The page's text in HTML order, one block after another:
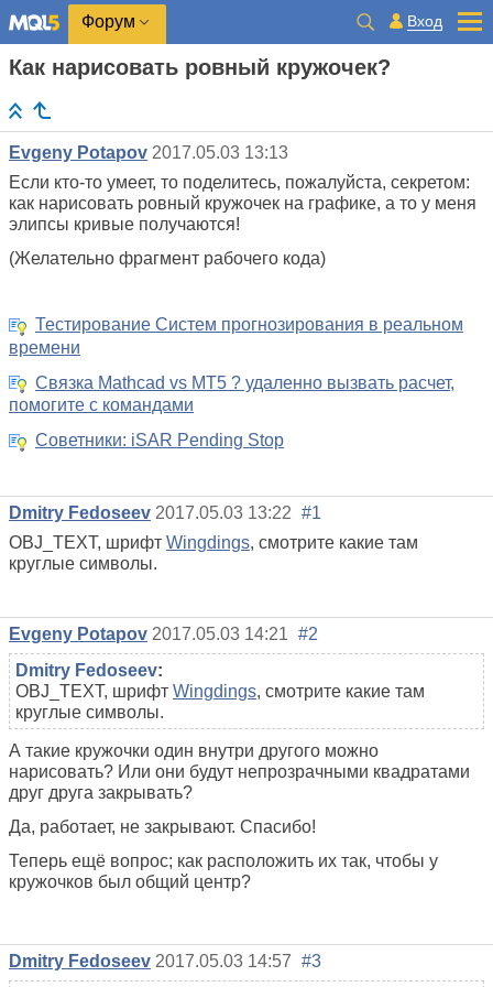
Форум Вход
Как нарисовать ровный кружочек?
Evgeny Potapov 2017.05.03 13:13
Если кто-то умеет, то поделитесь, пожалуйста, секретом:
как нарисовать ровный кружочек на графике, а то у меня
элипсы кривые получаются!
(Желательно фрагмент рабочего кода)
Тестирование Систем прогнозирования в реальном
времени
Связка Mathcad vs MT5 ? удаленно вызвать расчет,
помогите с командами
Советники: iSAR Pending Stop
Dmitry Fedoseev 2017.05.03 13:22 #1
OBJ_TEXT, шрифт Wingdings, смотрите какие там
круглые символы.
Evgeny Potapov 2017.05.03 14:21 #2
Dmitry Fedoseev:
OBJ_TEXT, шрифт Wingdings, смотрите какие там
круглые символы.
А такие кружочки один внутри другого можно
нарисовать? Или они будут непрозрачными квадратами
друг друга закрывать?
Да, работает, не закрывают. Спасибо!
Теперь ещё вопрос; как расположить их так, чтобы у
кружочков был общий центр?
Dmitry Fedoseev 2017.05.03 14:57 #3